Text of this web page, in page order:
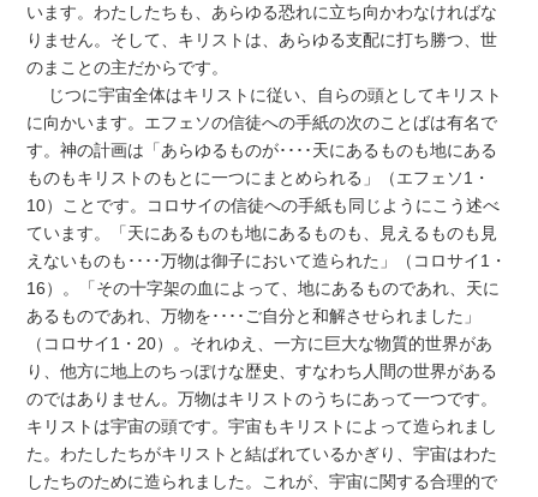
います。わたしたちも、あらゆる恐れに立ち向かわなければな
りません。そして、キリストは、あらゆる支配に打ち勝つ、世
のまことの主だからです。
じつに宇宙全体はキリストに従い、自らの頭としてキリスト
に向かいます。エフェソの信徒への手紙の次のことばは有名で
す。神の計画は「あらゆるものが････天にあるものも地にある
ものもキリストのもとに一つにまとめられる」（エフェソ1・
10）ことです。コロサイの信徒への手紙も同じようにこう述べ
ています。「天にあるものも地にあるものも、見えるものも見
えないものも････万物は御子において造られた」（コロサイ1・
16）。「その十字架の血によって、地にあるものであれ、天に
あるものであれ、万物を････ご自分と和解させられました」
（コロサイ1・20）。それゆえ、一方に巨大な物質的世界があ
り、他方に地上のちっぽけな歴史、すなわち人間の世界がある
のではありません。万物はキリストのうちにあって一つです。
キリストは宇宙の頭です。宇宙もキリストによって造られまし
た。わたしたちがキリストと結ばれているかぎり、宇宙はわた
したちのために造られました。これが、宇宙に関する合理的で